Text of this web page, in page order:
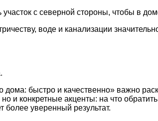
участок с северной стороны, чтобы в
воде и канализации
дома: быстро и качественно» важно
и конкретные акценты: на что
уверенный результат.